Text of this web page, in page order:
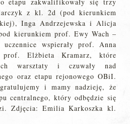
z kl. 2d (pod kierunkiem
Inga Andrzejewska i Alicja
kierunkiem prof. Ewy Wach –
wspierały prof. Anna
Elżbieta Kramarz, które
warsztaty i czuwały nad
oraz etapu rejonowego OBiI.
i mamy nadzieję, że
centralnego, który odbędzie się
Zdjęcia: Emilia Karkoszka kl.